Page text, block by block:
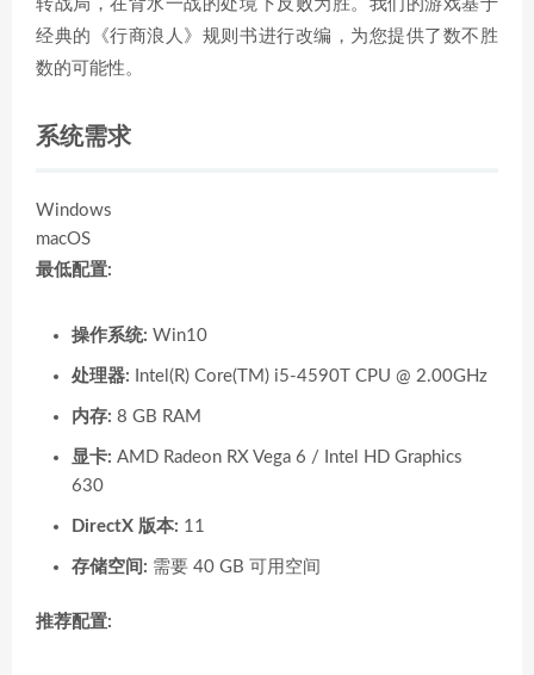
转战局，在背水一战的处境下反败为胜。我们的游戏基于
经典的《行商浪人》规则书进行改编，为您提供了数不胜
数的可能性。
系统需求
Windows
macOS
最低配置:
操作系统: Win10
处理器: Intel(R) Core(TM) i5-4590T CPU @ 2.00GHz
内存: 8 GB RAM
显卡: AMD Radeon RX Vega 6 / Intel HD Graphics
630
DirectX 版本: 11
存储空间: 需要 40 GB 可用空间
推荐配置: